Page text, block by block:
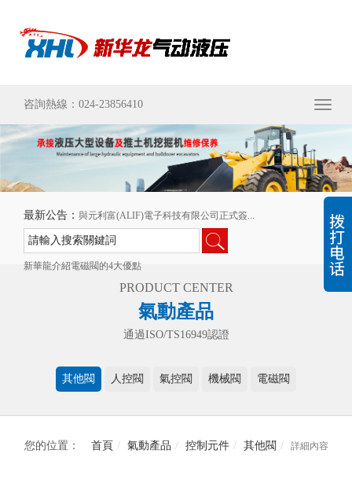
Toggle
咨詢熱線：024-23856410
最新公告： 與元利富(ALIF)電子科技有限公司正式簽...
沈陽機床業面臨的挑戰與機遇
新華龍介紹電磁閥的4大優點
PRODUCT CENTER
氣動產品
通過ISO/TS16949認證
其他閥 人控閥 氣控閥 機械閥 電磁閥
您的位置： 首頁 氣動產品 控制元件 其他閥 詳細內容